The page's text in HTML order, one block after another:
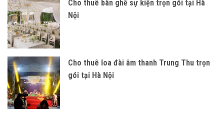
Cho thuê bàn ghế sự kiện trọn gói tại Hà
Nội
Cho thuê loa đài âm thanh Trung Thu trọn
gói tại Hà Nội